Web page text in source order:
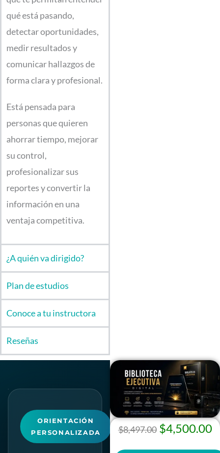
qué está pasando,
detectar oportunidades,
medir resultados y
comunicar hallazgos de
forma clara y profesional.
Está pensada para
personas que quieren
ahorrar tiempo, mejorar
su control,
profesionalizar sus
reportes y convertir la
información en una
ventaja competitiva.
¿A quién va dirigido?
Plan de estudios
Conoce a tu instructora
Reseñas
ORIENTACIÓN
PERSONALIZADA
$8,497.00$4,500.00